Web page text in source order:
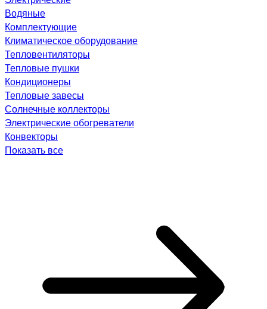
Водяные
Комплектующие
Климатическое оборудование
Тепловентиляторы
Тепловые пушки
Кондиционеры
Тепловые завесы
Солнечные коллекторы
Электрические обогреватели
Конвекторы
Показать все